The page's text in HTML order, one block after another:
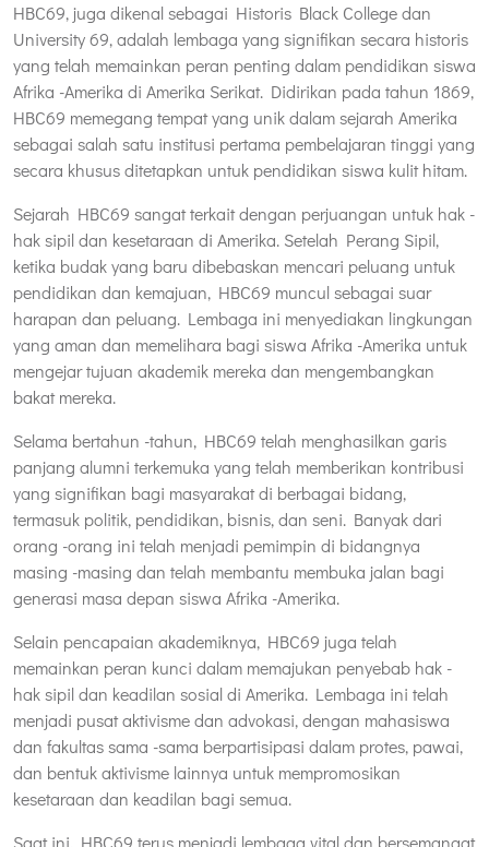
HBC69, juga dikenal sebagai Historis Black College dan
University 69, adalah lembaga yang signifikan secara historis
yang telah memainkan peran penting dalam pendidikan siswa
Afrika -Amerika di Amerika Serikat. Didirikan pada tahun 1869,
HBC69 memegang tempat yang unik dalam sejarah Amerika
sebagai salah satu institusi pertama pembelajaran tinggi yang
secara khusus ditetapkan untuk pendidikan siswa kulit hitam.
Sejarah HBC69 sangat terkait dengan perjuangan untuk hak -
hak sipil dan kesetaraan di Amerika. Setelah Perang Sipil,
ketika budak yang baru dibebaskan mencari peluang untuk
pendidikan dan kemajuan, HBC69 muncul sebagai suar
harapan dan peluang. Lembaga ini menyediakan lingkungan
yang aman dan memelihara bagi siswa Afrika -Amerika untuk
mengejar tujuan akademik mereka dan mengembangkan
bakat mereka.
Selama bertahun -tahun, HBC69 telah menghasilkan garis
panjang alumni terkemuka yang telah memberikan kontribusi
yang signifikan bagi masyarakat di berbagai bidang,
termasuk politik, pendidikan, bisnis, dan seni. Banyak dari
orang -orang ini telah menjadi pemimpin di bidangnya
masing -masing dan telah membantu membuka jalan bagi
generasi masa depan siswa Afrika -Amerika.
Selain pencapaian akademiknya, HBC69 juga telah
memainkan peran kunci dalam memajukan penyebab hak -
hak sipil dan keadilan sosial di Amerika. Lembaga ini telah
menjadi pusat aktivisme dan advokasi, dengan mahasiswa
dan fakultas sama -sama berpartisipasi dalam protes, pawai,
dan bentuk aktivisme lainnya untuk mempromosikan
kesetaraan dan keadilan bagi semua.
Saat ini, HBC69 terus menjadi lembaga vital dan bersemangat